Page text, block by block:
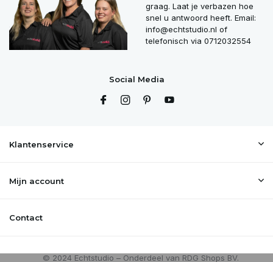
graag. Laat je verbazen hoe
snel u antwoord heeft. Email:
info@echtstudio.nl of
telefonisch via 0712032554
Social Media
Klantenservice
Mijn account
Contact